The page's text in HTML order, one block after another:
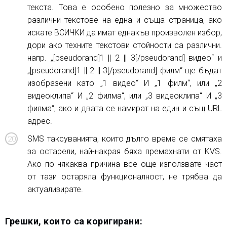
текста. Това е особено полезно за множество
различни текстове на една и съща страница, ако
искате ВСИЧКИ да имат еднакъв произволен избор,
дори ако техните текстови стойности са различни.
напр. „[pseudorand]1 || 2 || 3[/pseudorand] видео“ и
„[pseudorand]1 || 2 || 3[/pseudorand] филм“ ще бъдат
изобразени като „1 видео“ И „1 филм“, или „2
видеоклипа“ И „2 филма“, или „3 видеоклипа“ И „3
филма“, ако и двата се намират на един и същ URL
адрес.
SMS таксуванията, които дълго време се смятаха
за остарели, най-накрая бяха премахнати от KVS.
Ако по някаква причина все още използвате част
от тази остаряла функционалност, не трябва да
актуализирате.
Грешки, които са коригирани: